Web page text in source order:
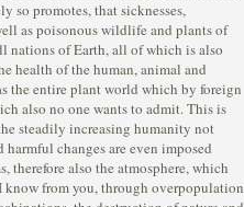
so promotes, that sicknesses,
as poisonous wildlife and plants of
nations of Earth, all of which is also
health of the human, animal and
the entire plant world which by foreign
also no one wants to admit. This is
steadily increasing humanity not
changes are even imposed
therefore also the atmosphere, which
know from you, through overpopulation